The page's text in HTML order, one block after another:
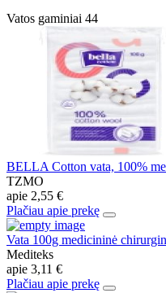
Vatos gaminiai 44
BELLA Cotton vata, 100%
TZMO
apie 2,55 €
Plačiau apie prekę
Vata 100g medicininė
Mediteks
apie 3,11 €
Plačiau apie prekę